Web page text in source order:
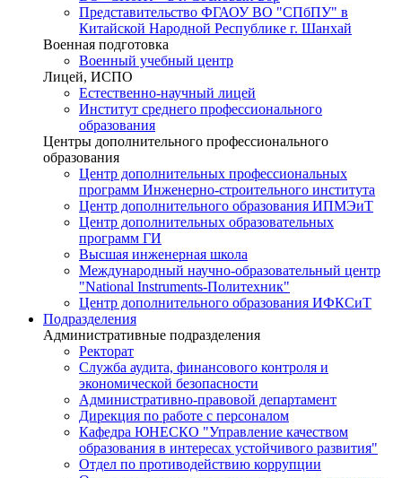
Представительство ФГАОУ ВО "СПбПУ" в
Китайской Народной Республике г. Шанхай
Военная подготовка
Военный учебный центр
Лицей, ИСПО
Естественно-научный лицей
Институт среднего профессионального
образования
Центры дополнительного профессионального
образования
Центр дополнительных профессиональных
программ Инженерно-строительного института
Центр дополнительного образования ИПМЭиТ
Центр дополнительных образовательных
программ ГИ
Высшая инженерная школа
Международный научно-образовательный центр
"National Instruments-Политехник"
Центр дополнительного образования ИФКСиТ
Подразделения
Административные подразделения
Ректорат
Служба аудита, финансового контроля и
экономической безопасности
Административно-правовой департамент
Дирекция по работе с персоналом
Кафедра ЮНЕСКО "Управление качеством
образования в интересах устойчивого развития"
Отдел по противодействию коррупции